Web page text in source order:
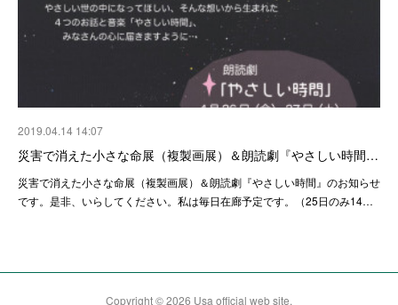
2019.04.14 14:07
災害で消えた小さな命展（複製画展）＆朗読劇『やさしい時間…
災害で消えた小さな命展（複製画展）＆朗読劇『やさしい時間』のお知らせ
です。是非、いらしてください。私は毎日在廊予定です。（25日のみ14…
Copyright ©2026 Usa official web site.